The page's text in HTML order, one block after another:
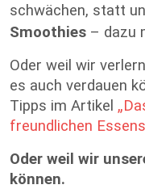
schwächen, statt
Smoothies – dazu
Oder weil wir
es auch verdauen
Tipps im Artikel
freundlichen
Oder weil wir
können.